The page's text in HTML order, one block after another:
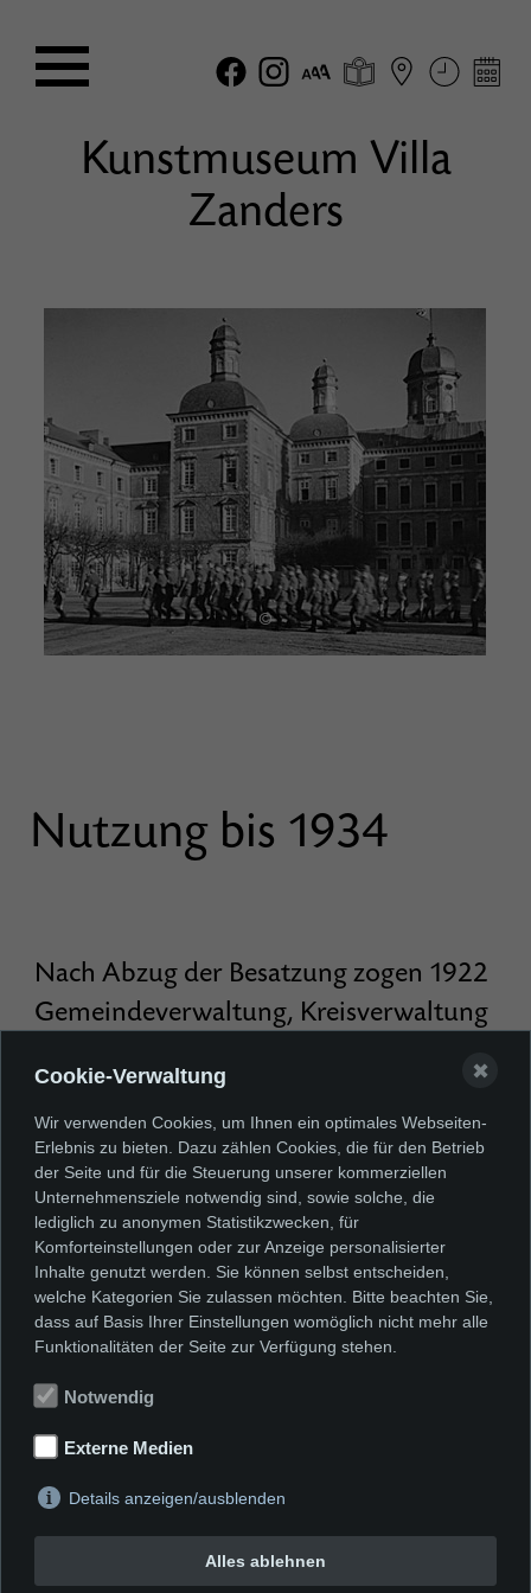
Kunstmuseum Villa
Zanders
©
Nutzung bis 1934
Nach Abzug der Besatzung zogen 1922
Gemeindeverwaltung, Kreisverwaltung
Planung eines Jesuiteninternats im
Schloss führte zum Religionskrieg im
Rheinland. Bensberger Protestanten
wollten ihre Kinder nicht von Jesuiten
unterrichtet wissen und fürchteten, die
Kapelle nicht mehr nutzen zu dürfen.
1925 wurden die „abgebrannten
Müllers“, eine elfköpfige Familie aus
Herkenrath, notdürftig im Schloss
untergebracht. Bis 1934 wohnten hier
93 obdachlose Familien.
Es kam also wieder zu einer
Cookie-Verwaltung
Wir verwenden Cookies, um Ihnen ein optimales Webseiten-
Erlebnis zu bieten. Dazu zählen Cookies, die für den Betrieb
der Seite und für die Steuerung unserer kommerziellen
Unternehmensziele notwendig sind, sowie solche, die
lediglich zu anonymen Statistikzwecken, für
Komforteinstellungen oder zur Anzeige personalisierter
Inhalte genutzt werden. Sie können selbst entscheiden,
welche Kategorien Sie zulassen möchten. Bitte beachten Sie,
dass auf Basis Ihrer Einstellungen womöglich nicht mehr alle
Funktionalitäten der Seite zur Verfügung stehen.
Notwendig
Externe Medien
Details anzeigen/ausblenden
Alles ablehnen
✖